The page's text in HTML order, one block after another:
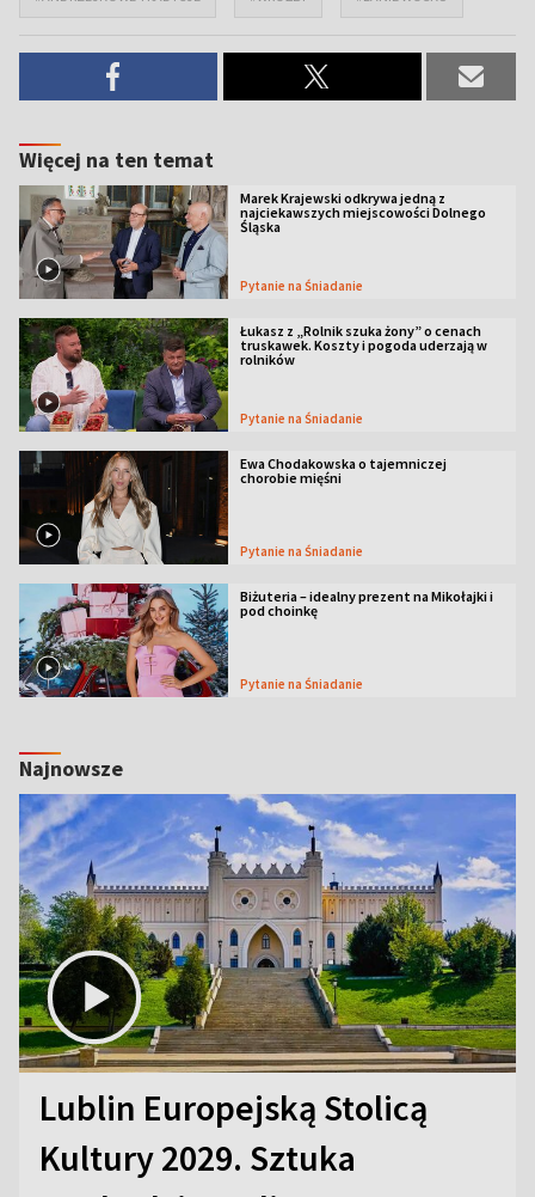
Więcej na ten temat
Marek Krajewski odkrywa jedną z
najciekawszych miejscowości Dolnego
Śląska
Pytanie na Śniadanie
Łukasz z „Rolnik szuka żony” o cenach
truskawek. Koszty i pogoda uderzają w
rolników
Pytanie na Śniadanie
Ewa Chodakowska o tajemniczej
chorobie mięśni
Pytanie na Śniadanie
Biżuteria – idealny prezent na Mikołajki i
pod choinkę
Pytanie na Śniadanie
Najnowsze
Lublin Europejską Stolicą
Kultury 2029. Sztuka